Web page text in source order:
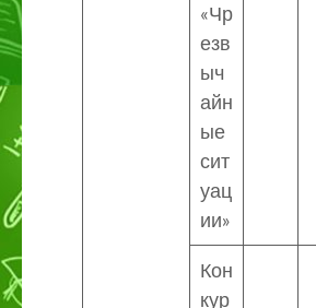
«Чр
езв
ыч
айн
ые
сит
уац
ии»
Кон
кур